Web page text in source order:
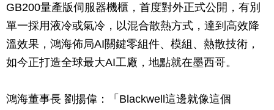
GB200量產版伺服器機櫃，首度對外正式公開，有別
單一採用液冷或氣冷，以混合散熱方式，達到高效降
溫效果，鴻海佈局AI關鍵零組件、模組、熱散技術，
如今正打造全球最大AI工廠，地點就在墨西哥。
鴻海董事長 劉揚偉：「Blackwell這邊就像這個